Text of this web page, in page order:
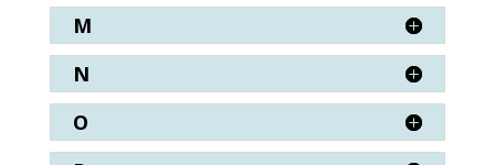
M
N
O